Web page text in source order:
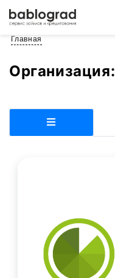
Организация:
Главная